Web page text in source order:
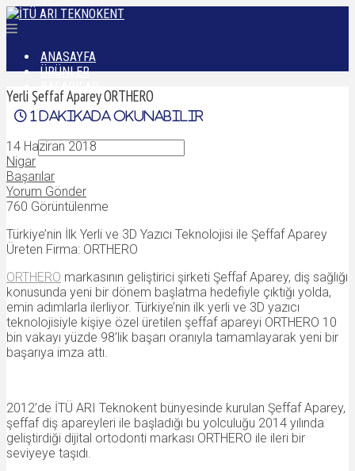
ANASAYFA
ÜRÜNLER
BAŞARILAR
DÜNYADAN
İLETIŞIM
Yerli Şeffaf Aparey ORTHERO
1 dakikada okunabilir
14 Haziran 2018
Nigar
Başarılar
Yorum Gönder
760 Görüntülenme
Türkiye’nin İlk Yerli ve 3D Yazıcı Teknolojisi ile Şeffaf Aparey
Üreten Firma: ORTHERO
ORTHERO markasının geliştirici şirketi Şeffaf Aparey, diş sağlığı
konusunda yeni bir dönem başlatma hedefiyle çıktığı yolda,
emin adımlarla ilerliyor. Türkiye’nin ilk yerli ve 3D yazıcı
teknolojisiyle kişiye özel üretilen şeffaf apareyi ORTHERO 10
bin vakayı yüzde 98’lik başarı oranıyla tamamlayarak yeni bir
başarıya imza attı.
2012’de İTÜ ARI Teknokent bünyesinde kurulan Şeffaf Aparey,
şeffaf diş apareyleri ile başladığı bu yolculuğu 2014 yılında
geliştirdiği dijital ortodonti markası ORTHERO ile ileri bir
seviyeye taşıdı.